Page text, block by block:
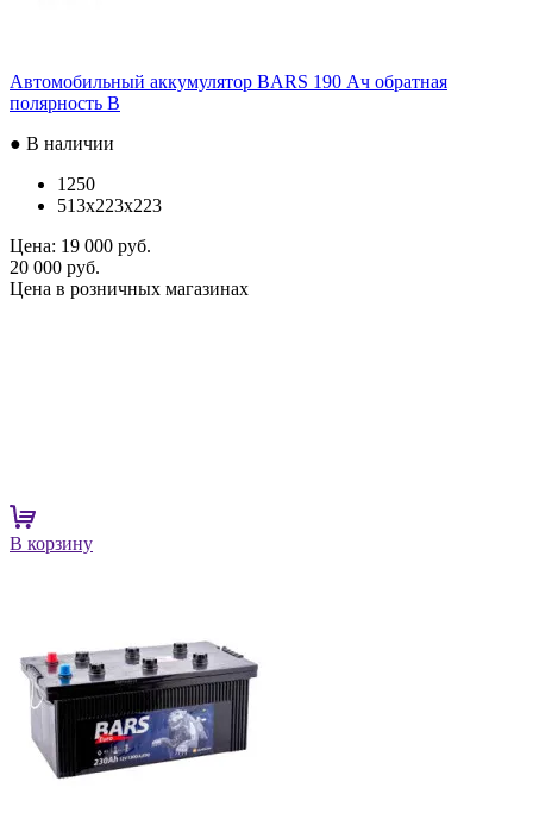
Автомобильный аккумулятор BARS 190 Ач обратная
полярность B
● В наличии
1250
513x223x223
Цена: 19 000 руб.
20 000 руб.
Цена в розничных магазинах
В корзину